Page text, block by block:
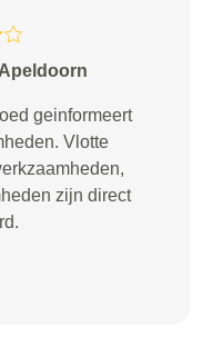
geinformeert
Vlotte
zijn direct